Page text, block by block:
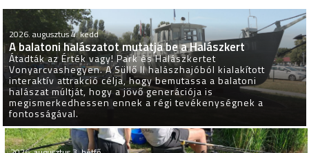
2026. augusztus 4. kedd
A balatoni halászatot mutatja be a Halászkert
Átadták az Érték vagy! Park és Halászkertet
Vonyarcvashegyen. A Süllő II halászhajóból kialakított
interaktív attrakció célja, hogy bemutassa a balatoni
halászat múltját, hogy a jövő generációja is
megismerkedhessen ennek a régi tevékenységnek a
fontosságával.